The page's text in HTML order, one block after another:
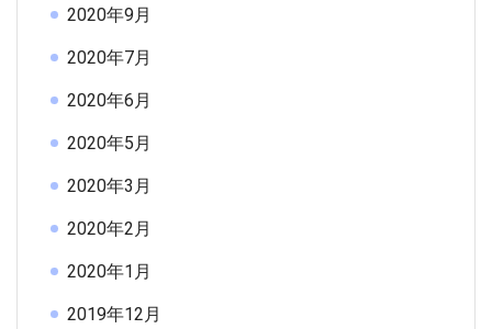
2020年9月
2020年7月
2020年6月
2020年5月
2020年3月
2020年2月
2020年1月
2019年12月